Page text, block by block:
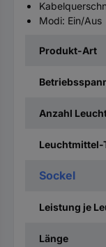
Modi: Ein/Aus
Produkt-Art
Anzahl
Leuchtmittel-
Sockel
Leistung je
Länge